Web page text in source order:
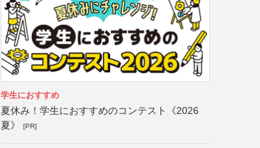
学生におすすめ
夏休み！学生におすすめのコンテスト《2026
夏》
[PR]